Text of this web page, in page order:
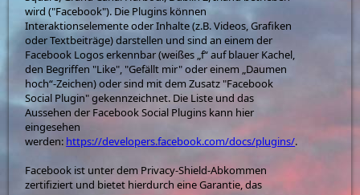
wird ("Facebook"). Die Plugins können
Interaktionselemente oder Inhalte (z.B. Videos, Grafiken
oder Textbeiträge) darstellen und sind an einem der
Facebook Logos erkennbar (weißes „f“ auf blauer Kachel,
den Begriffen "Like", "Gefällt mir" oder einem „Daumen
hoch“-Zeichen) oder sind mit dem Zusatz "Facebook
Social Plugin" gekennzeichnet. Die Liste und das
Aussehen der Facebook Social Plugins kann hier
eingesehen
werden: https://developers.facebook.com/docs/plugins/.
Facebook ist unter dem Privacy-Shield-Abkommen
zertifiziert und bietet hierdurch eine Garantie, das